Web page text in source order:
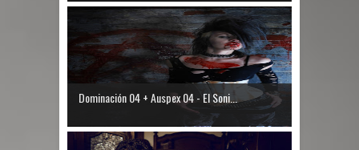
Dominación 04 + Auspex 04 - El Soni...